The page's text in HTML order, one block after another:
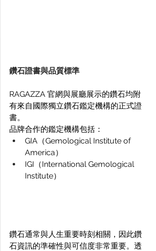
鑽石證書與品質標準
RAGAZZA 官網與展廳展示的鑽石均附
有來自國際獨立鑽石鑑定機構的正式證
書。
品牌合作的鑑定機構包括：
GIA（Gemological Institute of
America）
IGI（International Gemological
Institute）
鑽石通常與人生重要時刻相關，因此鑽
石資訊的準確性與可信度非常重要。透